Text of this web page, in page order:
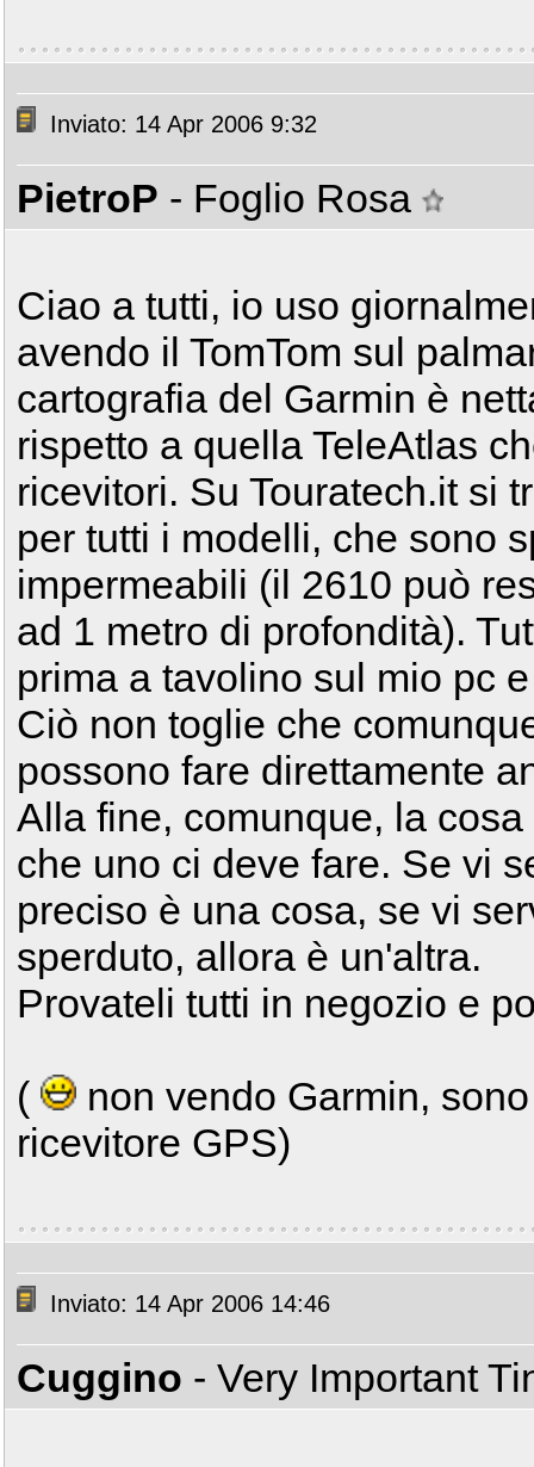
Inviato: 14 Apr 2006 9:32
PietroP - Foglio Rosa
Ciao a tutti, io uso
avendo il TomTom sul
cartografia del Garmin è
rispetto a quella TeleAtlas
ricevitori. Su Touratech.it si
per tutti i modelli, che sono
impermeabili (il 2610 può
ad 1 metro di profondità).
prima a tavolino sul mio pc
Ciò non toglie che
possono fare direttamente
Alla fine, comunque, la
che uno ci deve fare. Se vi
preciso è una cosa, se vi
sperduto, allora è un'altra.
Provateli tutti in negozio e
(
non vendo Garmin,
ricevitore GPS)
Inviato: 14 Apr 2006 14:46
Cuggino - Very Important